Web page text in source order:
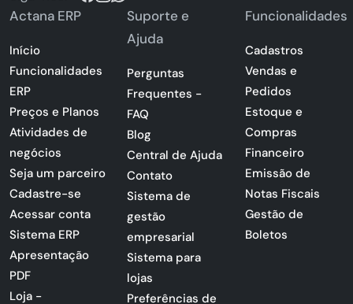
Actana ERP
Início
Funcionalidades
ERP
Preços e Planos
Atividades de
negócios
Seja um parceiro
Cadastre-se
Acessar conta
Sistema ERP
Apresentação
PDF
Loja -
Suporte e
Ajuda
Perguntas
Frequentes -
FAQ
Blog
Central de Ajuda
Contato
Sistema de
gestão
empresarial
Sistema para
lojas
Preferências de
Funcionalidades
Cadastros
Vendas e
Pedidos
Estoque e
Compras
Financeiro
Emissão de
Notas Fiscais
Gestão de
Boletos